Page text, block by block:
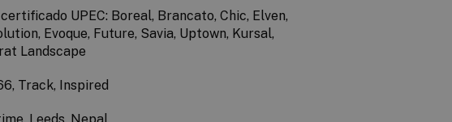
UPEC: Boreal, Brancato, Chic, Elven,
Evoque, Future, Savia, Uptown, Kursal,
Landscape
Track, Inspired